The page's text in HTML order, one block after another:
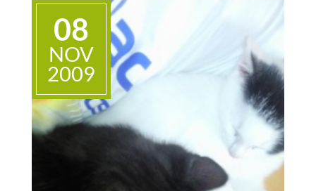
Bernhard & Bianca, weil wir uns so sehr lieben.
Naja, haben ja auch schon eine Menge
miteinander durchgestanden.
Ganz schön abgemagert waren wir und dann
musste Bianca noch an der Hüfte operiert werden
... aber JETZT, wir sagen Euch, wir sind soooooo
glücklich und fühlen uns SAUwohl!
Wir haben ein Haus, in dem wir laufen, springen
und den ganzen Tag tollen können. Wenn ich
meinen Frauchen das Bällchen oder mein
08
NOV
2009